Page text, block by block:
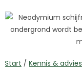
Start / Kennis & advies